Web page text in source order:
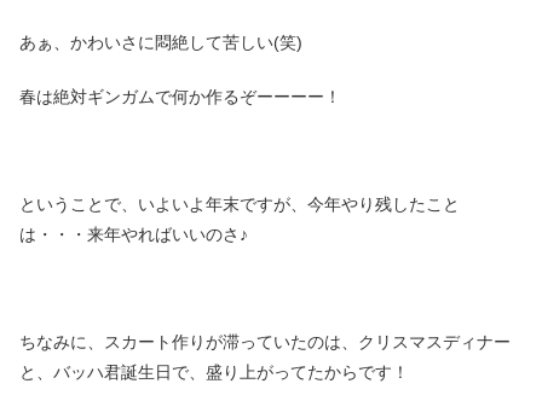
あぁ、かわいさに悶絶して苦しい(笑)
春は絶対ギンガムで何か作るぞーーーー！
ということで、いよいよ年末ですが、今年やり残したこと
は・・・来年やればいいのさ♪
ちなみに、スカート作りが滞っていたのは、クリスマスディナー
と、バッハ君誕生日で、盛り上がってたからです！